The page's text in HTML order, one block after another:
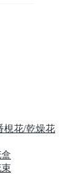
梘花/乾燥花